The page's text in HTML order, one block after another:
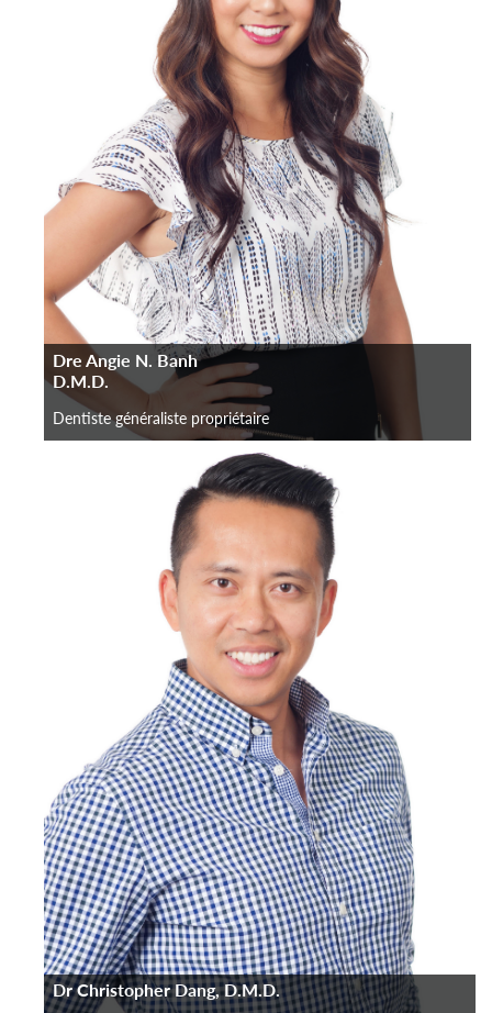
Dre Angie N. Banh
D.M.D.
Dentiste généraliste propriétaire
Dr Christopher Dang, D.M.D.